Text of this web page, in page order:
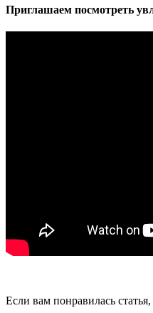
Приглашаем посмотреть
Если вам понравилась